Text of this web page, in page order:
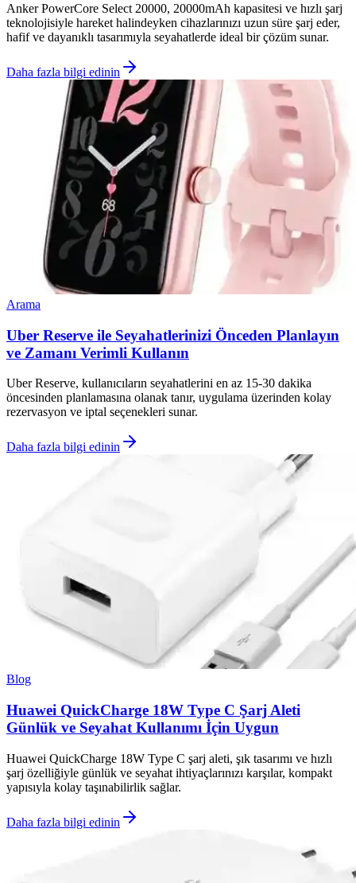
Anker PowerCore Select 20000, 20000mAh kapasitesi ve hızlı şarj
teknolojisiyle hareket halindeyken cihazlarınızı uzun süre şarj eder,
hafif ve dayanıklı tasarımıyla seyahatlerde ideal bir çözüm sunar.
Daha fazla bilgi edinin
Arama
Uber Reserve ile Seyahatlerinizi Önceden Planlayın
ve Zamanı Verimli Kullanın
Uber Reserve, kullanıcıların seyahatlerini en az 15-30 dakika
öncesinden planlamasına olanak tanır, uygulama üzerinden kolay
rezervasyon ve iptal seçenekleri sunar.
Daha fazla bilgi edinin
Blog
Huawei QuickCharge 18W Type C Şarj Aleti
Günlük ve Seyahat Kullanımı İçin Uygun
Huawei QuickCharge 18W Type C şarj aleti, şık tasarımı ve hızlı
şarj özelliğiyle günlük ve seyahat ihtiyaçlarınızı karşılar, kompakt
yapısıyla kolay taşınabilirlik sağlar.
Daha fazla bilgi edinin